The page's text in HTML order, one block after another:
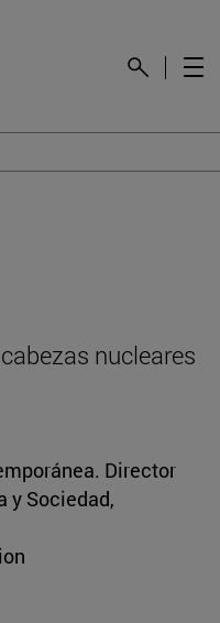
nucleares
Director
y Sociedad,